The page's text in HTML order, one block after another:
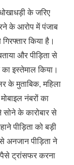
के जरिए
के आरोप में पंजाब
किया है।
और पीड़िता से
इस्तेमाल किया।
के मुताबिक, महिला
नंबरों का
सोने के कारोबार से
पीड़िता को बड़ी
अनजान पीड़िता ने
ट्रांसफर करना